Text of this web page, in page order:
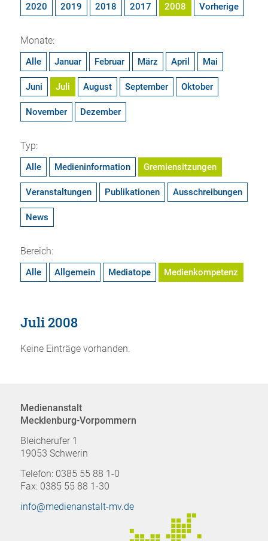
2020 2019 2018 2017 2008 Vorherige
Monate:
Alle Januar Februar März April Mai
Juni Juli August September Oktober
November Dezember
Typ:
Alle Medieninformation Gremiensitzungen
Veranstaltungen Publikationen Ausschreibungen
News
Bereich:
Alle Allgemein Mediatope Medienkompetenz
Juli 2008
Keine Einträge vorhanden.
Medienanstalt
Mecklenburg-Vorpommern
Bleicherufer 1
19053 Schwerin
Telefon: 0385 55 88 1-0
Fax: 0385 55 88 1-30
info@medienanstalt-mv.de